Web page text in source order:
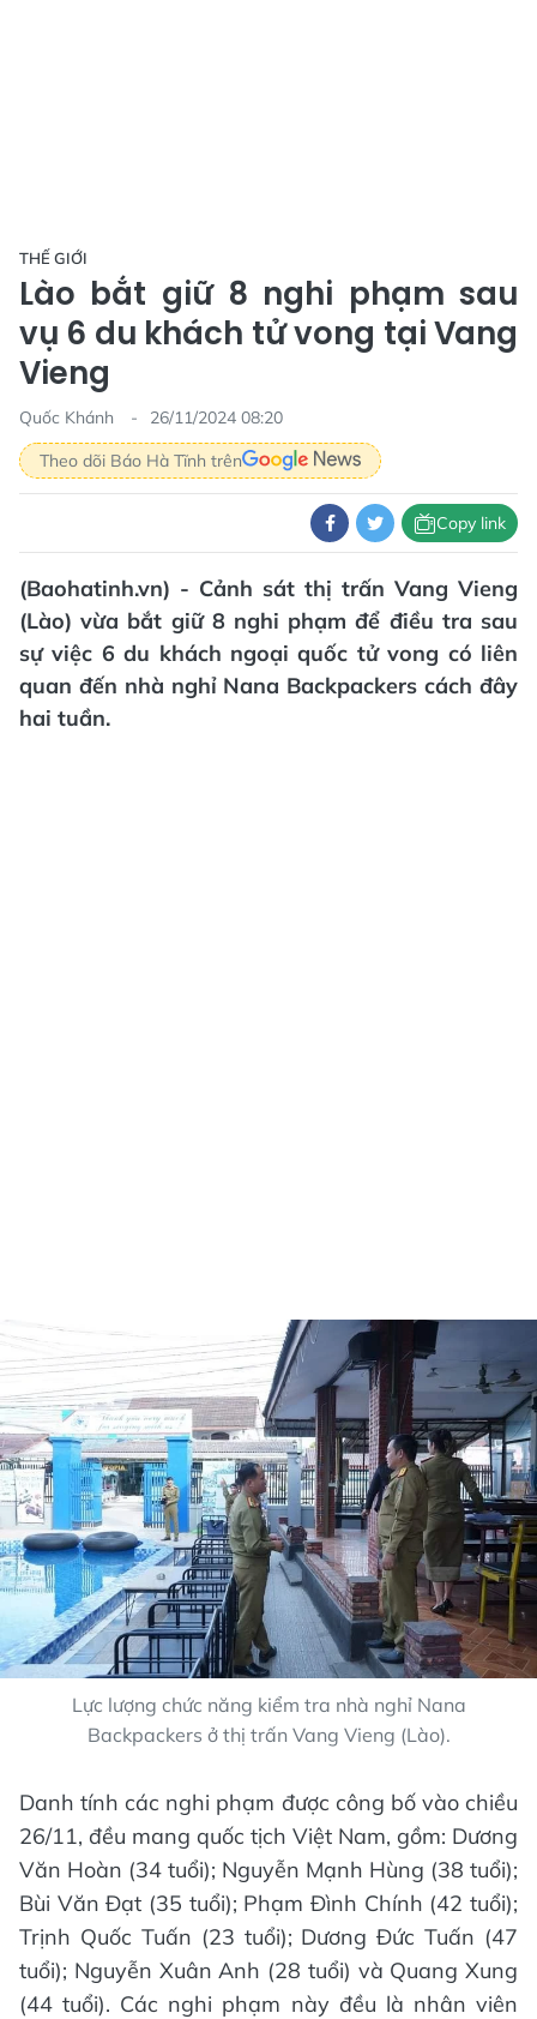
THẾ GIỚI
Lào bắt giữ 8 nghi phạm sau
vụ 6 du khách tử vong tại Vang
Vieng
Quốc Khánh
26/11/2024 08:20
Theo dõi Báo Hà Tĩnh trên
Copy link
(Baohatinh.vn) - Cảnh sát thị trấn Vang Vieng
(Lào) vừa bắt giữ 8 nghi phạm để điều tra sau
sự việc 6 du khách ngoại quốc tử vong có liên
quan đến nhà nghỉ Nana Backpackers cách đây
hai tuần.
Lực lượng chức năng kiểm tra nhà nghỉ Nana
Backpackers ở thị trấn Vang Vieng (Lào).
Danh tính các nghi phạm được công bố vào chiều
26/11, đều mang quốc tịch Việt Nam, gồm: Dương
Văn Hoàn (34 tuổi); Nguyễn Mạnh Hùng (38 tuổi);
Bùi Văn Đạt (35 tuổi); Phạm Đình Chính (42 tuổi);
Trịnh Quốc Tuấn (23 tuổi); Dương Đức Tuấn (47
tuổi); Nguyễn Xuân Anh (28 tuổi) và Quang Xung
(44 tuổi). Các nghi phạm này đều là nhân viên